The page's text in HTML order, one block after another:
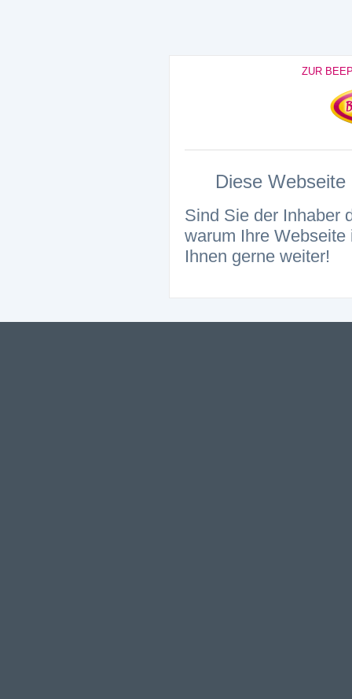
ZUR
Diese
Sind Sie der Inhaber
warum Ihre
Ihnen gerne weiter!